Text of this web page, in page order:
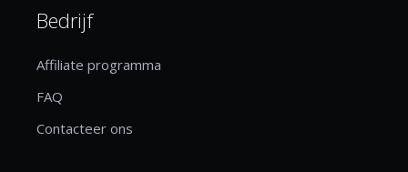
Bedrijf
Affiliate programma
FAQ
Contacteer ons